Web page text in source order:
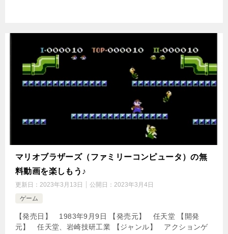
マリオブラザーズ（ファミリーコンピュータ）の無
料動画を楽しもう♪
更新日： 2023年3月13日 公開日： 2023年3月4日
ゲーム
【発売日】 1983年9月9日 【発売元】 任天堂 【開発
元】 任天堂、岩崎技研工業 【ジャンル】 アクションゲ